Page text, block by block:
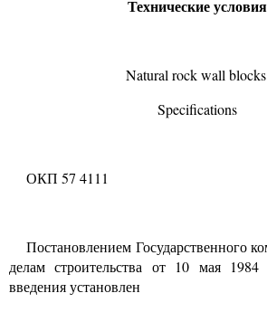
Технические условия
Natural rock wall
Specifications
ОКП 57 4111
Постановлением Государственного
делам строительства от 10 мая1984
введения установлен